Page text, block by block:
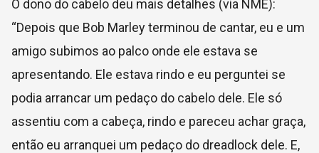
O dono do cabelo deu mais detalhes (via NME):
“Depois que Bob Marley terminou de cantar, eu e um
amigo subimos ao palco onde ele estava se
apresentando. Ele estava rindo e eu perguntei se
podia arrancar um pedaço do cabelo dele. Ele só
assentiu com a cabeça, rindo e pareceu achar graça,
então eu arranquei um pedaço do dreadlock dele. E,